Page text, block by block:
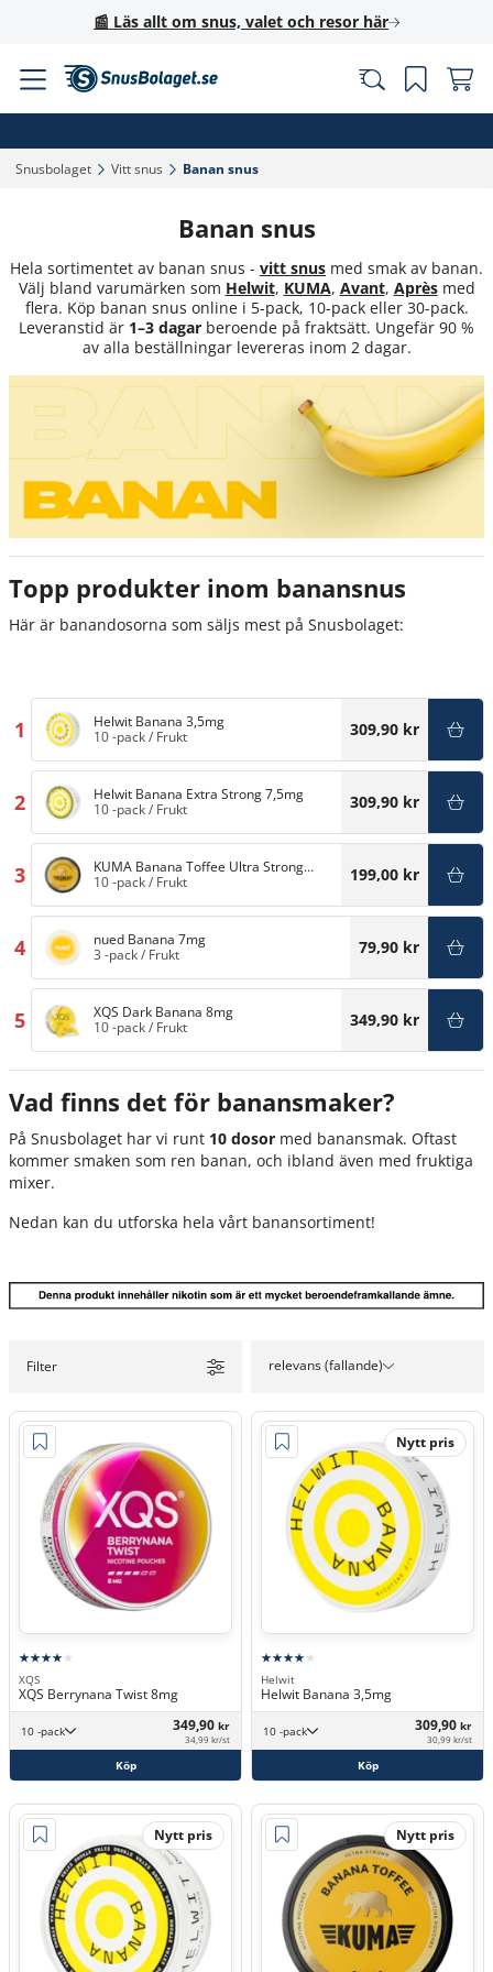
📰 Läs allt om snus, valet och resor här
Snusbolaget‎ Vitt snus‎ Banan snus‎
Banan snus
Hela sortimentet av banan snus - vitt snus med smak av banan.
Välj bland varumärken som Helwit, KUMA, Avant, Aprèsmed
flera. Köp banan snus online i 5-pack, 10-pack eller 30-pack.
Leveranstid är 1–3 dagar beroende på fraktsätt. Ungefär 90 %
av alla beställningar levereras inom 2 dagar.
Topp produkter inom banansnus
Här är banandosorna som säljs mest på Snusbolaget:
1
Helwit Banana 3,5mg
10 -pack/ Frukt 309,90 kr
2
Helwit Banana Extra Strong 7,5mg
10 -pack/ Frukt 309,90 kr
3
KUMA Banana Toffee Ultra Strong
11mg10 -pack/ Frukt 199,00 kr
4
nued Banana 7mg
3 -pack/ Frukt 79,90 kr
5
XQS Dark Banana 8mg
10 -pack/ Frukt 349,90 kr
Vad finns det för banansmaker?
På Snusbolaget har vi runt 10 dosor med banansmak. Oftast
kommer smaken som ren banan, och ibland även med fruktiga
mixer.
Nedan kan du utforska hela vårt banansortiment!
Filter relevans (fallande)
XQS
XQS Berrynana Twist 8mg
10 -pack 349,90 kr
34,99 kr/st
Köp
Nytt pris
Helwit
Helwit Banana 3,5mg
10 -pack 309,90 kr
30,99 kr/st
Köp
Nytt pris Nytt pris